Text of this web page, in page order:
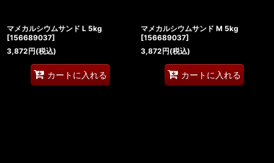
マメカルシウムサンド L 5kg
[156689037]
3,872円(税込)
カートに入れる
マメカルシウムサンド M 5kg
[156689037]
3,872円(税込)
カートに入れる